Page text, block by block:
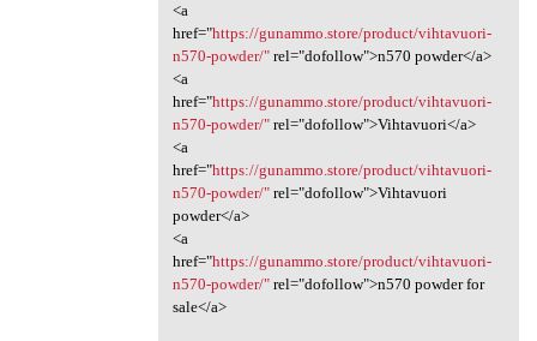
<a
href="https://gunammo.store/product/vihtavuori-
n570-powder/"rel="dofollow">n570 powder</a>
<a
href="https://gunammo.store/product/vihtavuori-
n570-powder/"rel="dofollow">Vihtavuori</a>
<a
href="https://gunammo.store/product/vihtavuori-
n570-powder/"rel="dofollow">Vihtavuori
powder</a>
<a
href="https://gunammo.store/product/vihtavuori-
n570-powder/"rel="dofollow">n570 powder for
sale</a>